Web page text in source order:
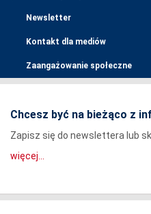
Newsletter
Kontakt dla mediów
Zaangażowanie społeczne
Chcesz być na bieżąco z
Zapisz się do newslettera lub
więcej...